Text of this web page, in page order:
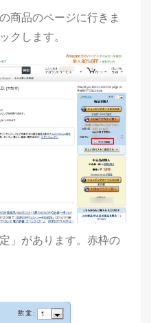
商品のページに行きま
クします。
」があります。赤枠の